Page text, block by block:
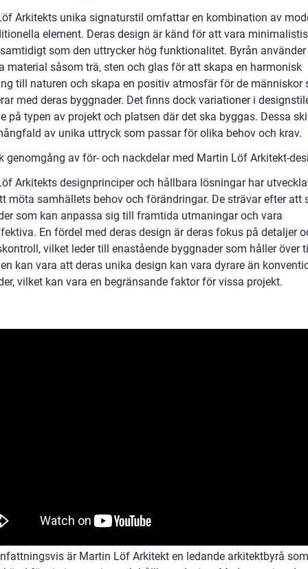
Arkitekts unika signaturstil omfattar en kombination av
element. Deras design är känd för att vara
som den uttrycker hög funktionalitet. Byrån
material såsom trä, sten och glas för att skapa en harmonisk
till naturen och skapa en positiv atmosfär för de människor
med deras byggnader. Det finns dock variationer i
på typen av projekt och platsen där det ska byggas. Dessa
av unika uttryck som passar för olika behov och krav.
genomgång av för- och nackdelar med Martin Löf Arkitekt-
Arkitekts designprinciper och hållbara lösningar har
möta samhällets behov och förändringar. De strävar efter att
som kan anpassa sig till framtida utmaningar och vara
En fördel med deras design är deras fokus på detaljer
vilket leder till enastående byggnader som håller över
kan vara att deras unika design kan vara dyrare än
vilket kan vara en begränsande faktor för vissa projekt.
är Martin Löf Arkitekt en ledande arkitektbyrå